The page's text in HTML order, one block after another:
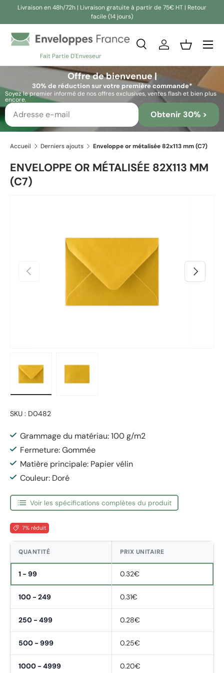
Livraison en 48h/72h | Livraison gratuite à partir de 75€ HT | Retour
facile (14 jours)
Fait Partie D'Enveseur
Recherche
Rechercher
RechercheSe connecter
Panier
Offre de bienvenue |
30% de réduction sur votre première commande*
Soyez le premier informé de nos offres exclusives, ventes flash et bien plus
encore.
Obtenir 30% >
Accueil Derniers ajouts Enveloppe or métalisée 82x113 mm (C7)
ENVELOPPE OR MÉTALISÉE 82X113 MM
(C7)
Précédent Suivant
SKU : D0482
Grammage du matériau: 100 g/m2
Fermeture: Gommée
Matière principale: Papier vélin
Couleur: Doré
Voir les spécifications complètes du produit
7% réduit
QUANTITÉ PRIX UNITAIRE
1 - 99 0.32€
100 - 249 0.31€
250 - 499 0.28€
500 - 999 0.25€
1000 - 4999 0.20€